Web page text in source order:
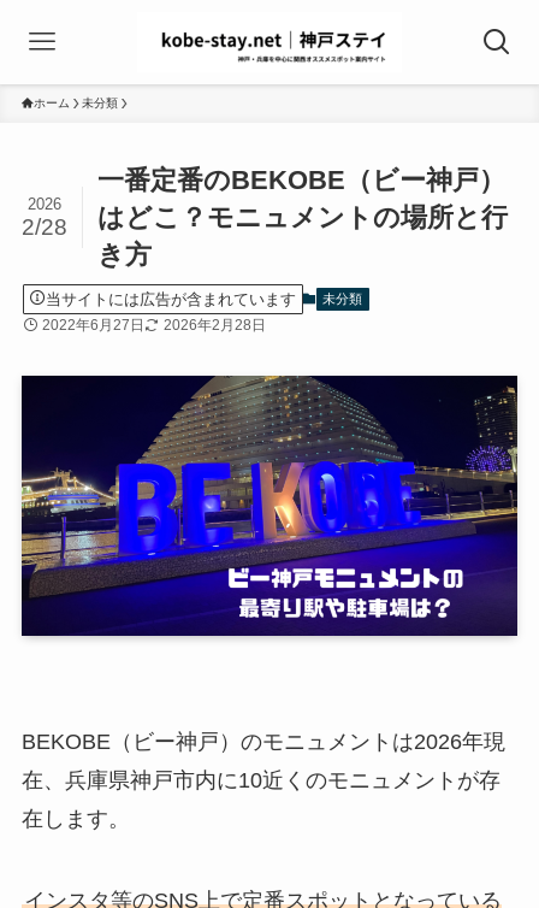
ホーム 未分類
一番定番のBEKOBE（ビー神戸）
はどこ？モニュメントの場所と行
き方
2026
2/28
当サイトには広告が含まれています 未分類
2022年6月27日 2026年2月28日
BEKOBE（ビー神戸）のモニュメントは2026年現
在、兵庫県神戸市内に10近くのモニュメントが存
在します。
インスタ等のSNS上で定番スポットとなっている